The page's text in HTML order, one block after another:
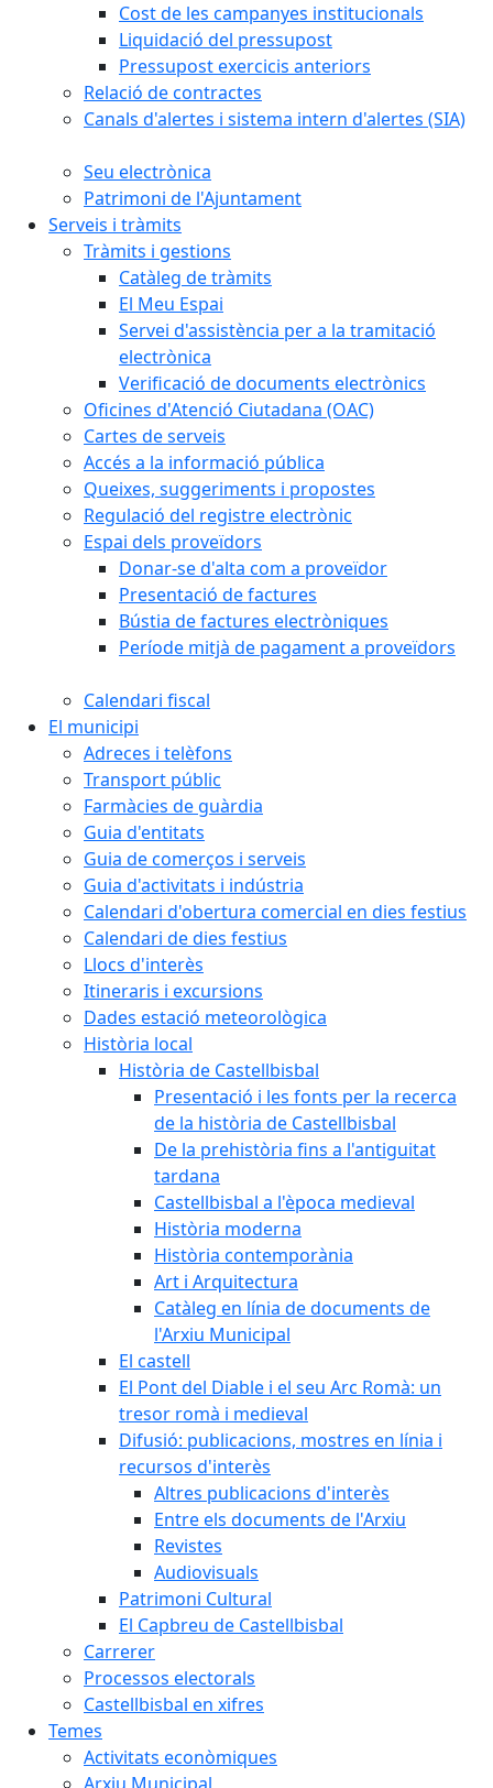
Cost de les campanyes institucionals
Liquidació del pressupost
Pressupost exercicis anteriors
Relació de contractes
Canals d'alertes i sistema intern d'alertes (SIA)
Seu electrònica
Patrimoni de l'Ajuntament
Serveis i tràmits
Tràmits i gestions
Catàleg de tràmits
El Meu Espai
Servei d'assistència per a la tramitació
electrònica
Verificació de documents electrònics
Oficines d'Atenció Ciutadana (OAC)
Cartes de serveis
Accés a la informació pública
Queixes, suggeriments i propostes
Regulació del registre electrònic
Espai dels proveïdors
Donar-se d'alta com a proveïdor
Presentació de factures
Bústia de factures electròniques
Període mitjà de pagament a proveïdors
Calendari fiscal
El municipi
Adreces i telèfons
Transport públic
Farmàcies de guàrdia
Guia d'entitats
Guia de comerços i serveis
Guia d'activitats i indústria
Calendari d'obertura comercial en dies festius
Calendari de dies festius
Llocs d'interès
Itineraris i excursions
Dades estació meteorològica
Història local
Història de Castellbisbal
Presentació i les fonts per la recerca
de la història de Castellbisbal
De la prehistòria fins a l'antiguitat
tardana
Castellbisbal a l'època medieval
Història moderna
Història contemporània
Art i Arquitectura
Catàleg en línia de documents de
l'Arxiu Municipal
El castell
El Pont del Diable i el seu Arc Romà: un
tresor romà i medieval
Difusió: publicacions, mostres en línia i
recursos d'interès
Altres publicacions d'interès
Entre els documents de l'Arxiu
Revistes
Audiovisuals
Patrimoni Cultural
El Capbreu de Castellbisbal
Carrerer
Processos electorals
Castellbisbal en xifres
Temes
Activitats econòmiques